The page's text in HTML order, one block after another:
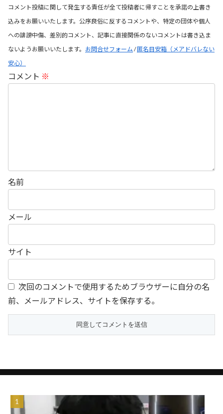
コメント投稿に関して発生する責任が全て投稿者に帰すことを承諾の上書き
込みをお願いいたします。公序良俗に反するコメントや、特定の団体や個人
への誹謗中傷、差別的コメント、記事に直接関係のないコメントは書き込ま
ないようお願いいたします。 お問合せフォーム /匿名目安箱（メアドバレない
安心）
コメント ※
名前
メール
サイト
次回のコメントで使用するためブラウザーに自分の名
前、メールアドレス、サイトを保存する。